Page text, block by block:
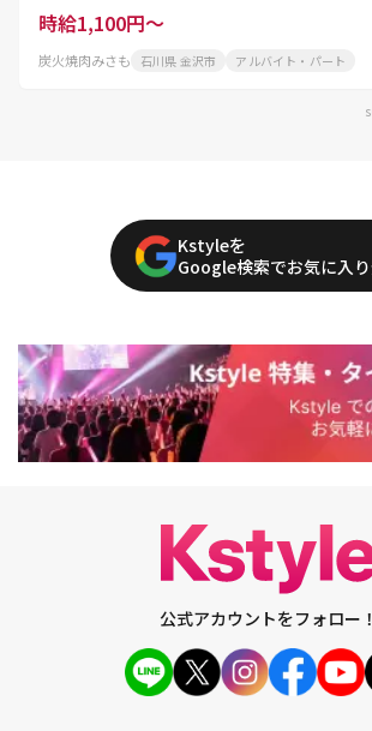
時給1,100円～
炭火焼肉みさも 石川県 金沢市 アルバイト・パート
Kstyleを
Google検索でお気に入
公式アカウントをフォロー！